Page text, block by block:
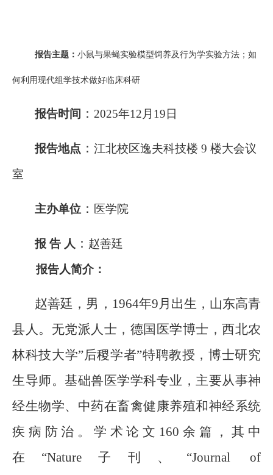
报告主题：小鼠与果蝇实验模型饲养及行为学实验方法；如
何利用现代组学技术做好临床科研
报告时间 ：2025年12月19日
报告地点 ：江北校区逸夫科技楼 9 楼大会议
室
主办单位 ： 医学院
报 告 人 ： 赵善廷
报告人简介：
赵善廷，男，1964年9月出生，山东高青
县人。无党派人士，德国医学博士，西北农
林科技大学”后稷学者”特聘教授，博士研究
生导师。基础兽医学学科专业，主要从事神
经生物学、中药在畜禽健康养殖和神经系统
疾病防治。学术论文160余篇，其中
在“Nature子刊、“Journal of